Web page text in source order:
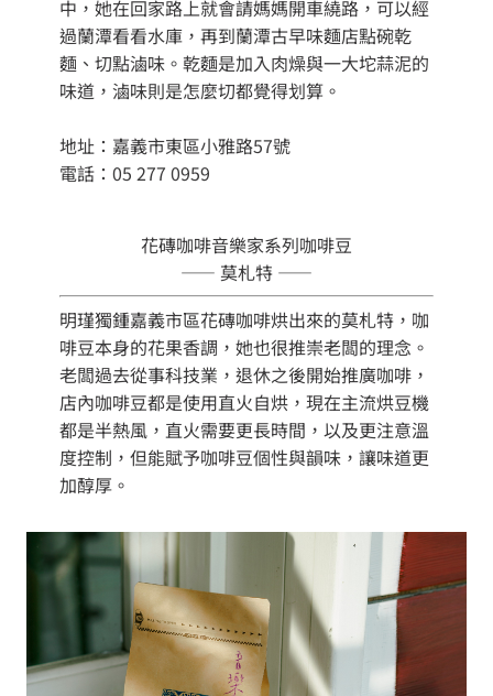
中，她在回家路上就會請媽媽開車繞路，可以經
過蘭潭看看水庫，再到蘭潭古早味麵店點碗乾
麵、切點滷味。乾麵是加入肉燥與一大坨蒜泥的
味道，滷味則是怎麼切都覺得划算。
地址：嘉義市東區小雅路57號
電話：05 277 0959
花磚咖啡音樂家系列咖啡豆
—— 莫札特 ——
明瑾獨鍾嘉義市區花磚咖啡烘出來的莫札特，咖
啡豆本身的花果香調，她也很推崇老闆的理念。
老闆過去從事科技業，退休之後開始推廣咖啡，
店內咖啡豆都是使用直火自烘，現在主流烘豆機
都是半熱風，直火需要更長時間，以及更注意溫
度控制，但能賦予咖啡豆個性與韻味，讓味道更
加醇厚。